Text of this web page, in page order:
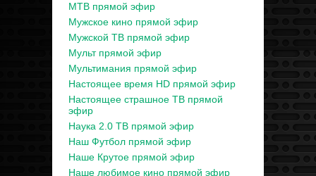
МТВ прямой эфир
Мужское кино прямой эфир
Мужской ТВ прямой эфир
Мульт прямой эфир
Мультимания прямой эфир
Настоящее время HD прямой эфир
Настоящее страшное ТВ прямой
эфир
Наука 2.0 ТВ прямой эфир
Наш Футбол прямой эфир
Наше Крутое прямой эфир
Наше любимое кино прямой эфир